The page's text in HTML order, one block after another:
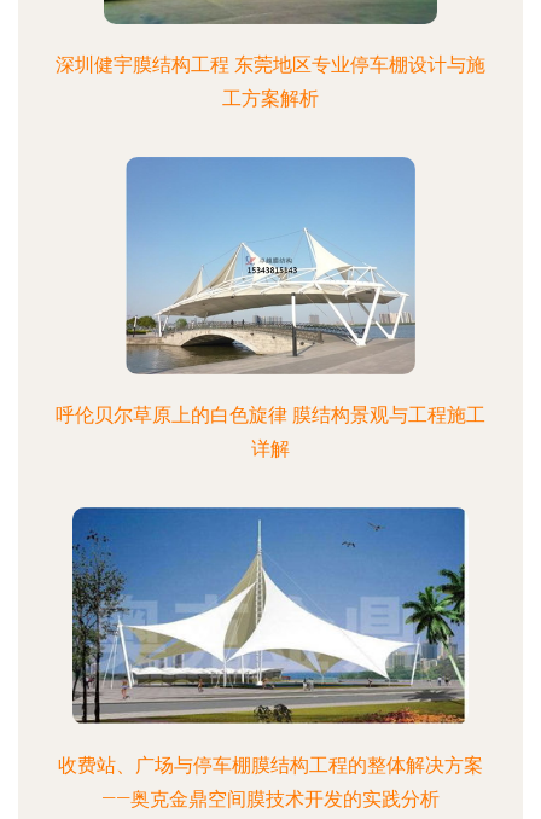
深圳健宇膜结构工程 东莞地区专业停车棚设计与施
工方案解析
呼伦贝尔草原上的白色旋律 膜结构景观与工程施工
详解
收费站、广场与停车棚膜结构工程的整体解决方案
——奥克金鼎空间膜技术开发的实践分析